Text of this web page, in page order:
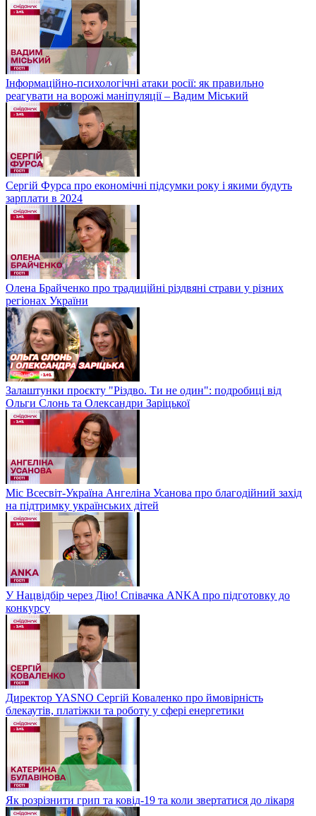
Інформаційно-психологічні атаки росії: як правильно
реагувати на ворожі маніпуляції – Вадим Міський
Сергій Фурса про економічні підсумки року і якими будуть
зарплати в 2024
Олена Брайченко про традиційні різдвяні страви у різних
регіонах України
Залаштунки проєкту "Різдво. Ти не один": подробиці від
Ольги Слонь та Олександри Заріцької
Міс Всесвіт-Україна Ангеліна Усанова про благодійний захід
на підтримку українських дітей
У Нацвідбір через Дію! Співачка ANKA про підготовку до
конкурсу
Директор YASNO Сергій Коваленко про ймовірність
блекаутів, платіжки та роботу у сфері енергетики
Як розрізнити грип та ковід-19 та коли звертатися до лікаря